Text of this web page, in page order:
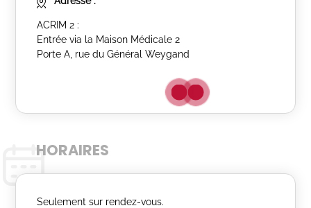
ACRIM 2 :
Entrée via la Maison Médicale 2
Porte A, rue du Général Weygand
HORAIRES
Seulement sur rendez-vous.